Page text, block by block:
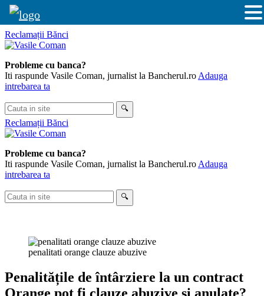
Skip
to
Reclamații Bănci
Probleme cu banca?
Iti raspunde Vasile Coman, jurnalist la Bancherul.ro Adauga
intrebarea ta
Cauta
in
site
🔍
Reclamații Bănci
Probleme cu banca?
Iti raspunde Vasile Coman, jurnalist la Bancherul.ro Adauga
intrebarea ta
Cauta
in
🔍
penalitati orange clauze abuzive
Penalitățile de întârziere la un contract